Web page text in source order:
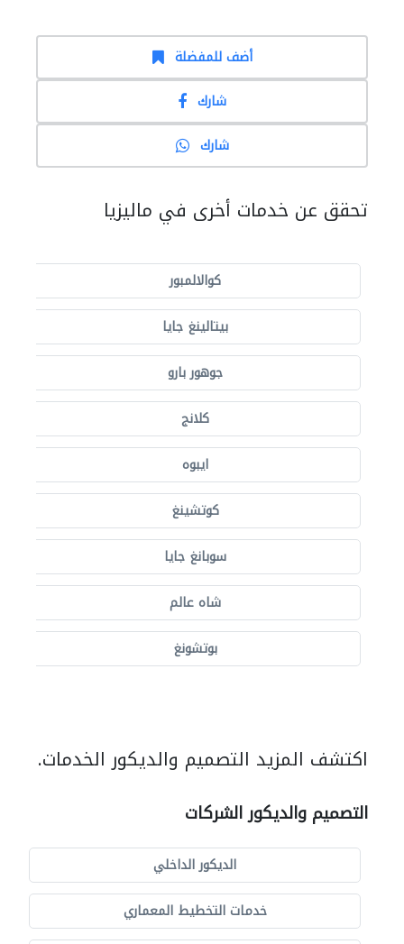
أضف للمفضلة
شارك
شارك
تحقق عن خدمات أخرى في ماليزيا
كوالالمبور
بيتالينغ جايا
جوهور بارو
كلانج
ايبوه
كوتشينغ
سوبانغ جايا
شاه عالم
بوتشونغ
اكتشف المزيد التصميم والديكور الخدمات.
التصميم والديكور الشركات
الديكور الداخلي
خدمات التخطيط المعماري